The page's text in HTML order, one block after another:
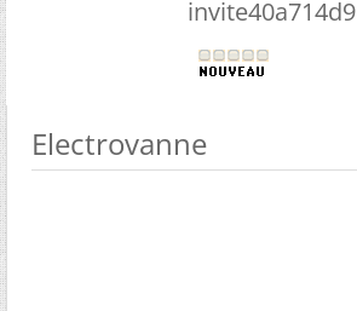
invite40a714d9
Electrovanne